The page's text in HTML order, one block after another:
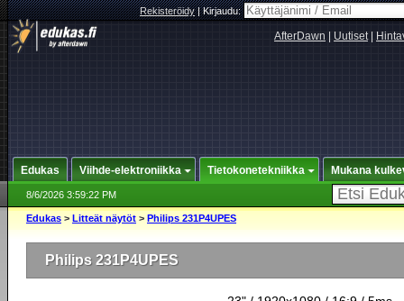
Rekisteröidy|Kirjaudu:
AfterDawn Uutiset|
Edukas Viihde-elektroniikka Tietokonetekniikka Mukana
8/6/2026 3:59:22 PM
Edukas > Litteät näytöt > Philips 231P4UPES
Philips 231P4UPES